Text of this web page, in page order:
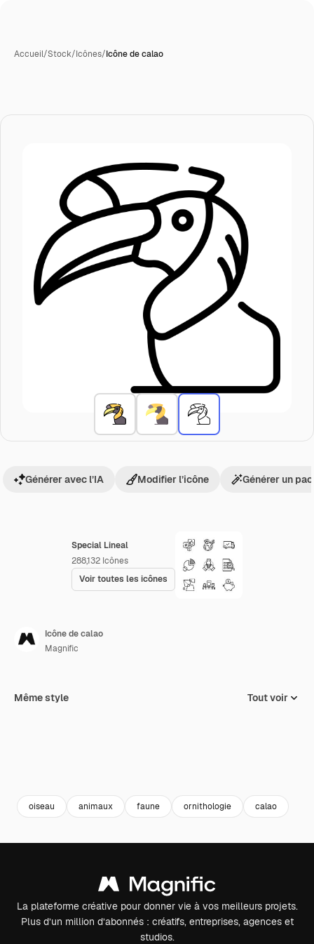
Accueil/Stock/Icônes/Icône de calao
Special Lineal
288,132 Icônes
Voir toutes les icônes
Générer avec l’IA Modifier l’icône Générer un
Icône de calao
Magnific
Même style Tout voir
oiseau animaux faune ornithologie calao
La plateforme créative pour donner vie à vos meilleurs projets.
Plus d’un million d’abonnés : créatifs, entreprises, agences et
studios.